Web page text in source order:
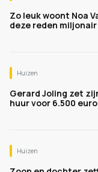
Zo leuk woont Noa
deze reden
Huizen
Gerard Joling zet
huur voor 6.500
Huizen